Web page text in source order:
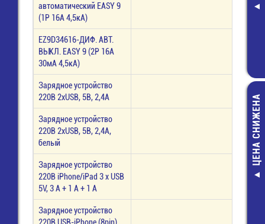
10 мкГн -
ЦЕНА СНИЖЕНА
автоматический EASY 9
(1P 16A 4,5кА)
EZ9D34616-ДИФ. АВТ.
ВЫКЛ. EASY 9 (2P 16A
30мА 4,5кА)
Зарядное устройство
220В 2хUSB, 5В, 2,4А
Зарядное устройство
220В 2хUSB, 5В, 2,4А,
белый
Зарядное устройство
220В iPhone/iPad 3 x USB
5V, 3 А + 1 А + 1 А
Зарядное устройство